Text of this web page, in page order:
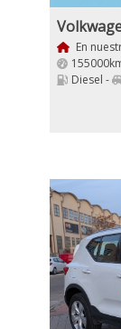
En
Diesel -